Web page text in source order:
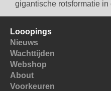
gigantische rotsformatie
Looopings
Nieuws
Wachttijden
Webshop
About
Voorkeuren